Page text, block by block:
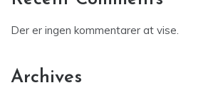
Der er ingen kommentarer at vise.
Archives